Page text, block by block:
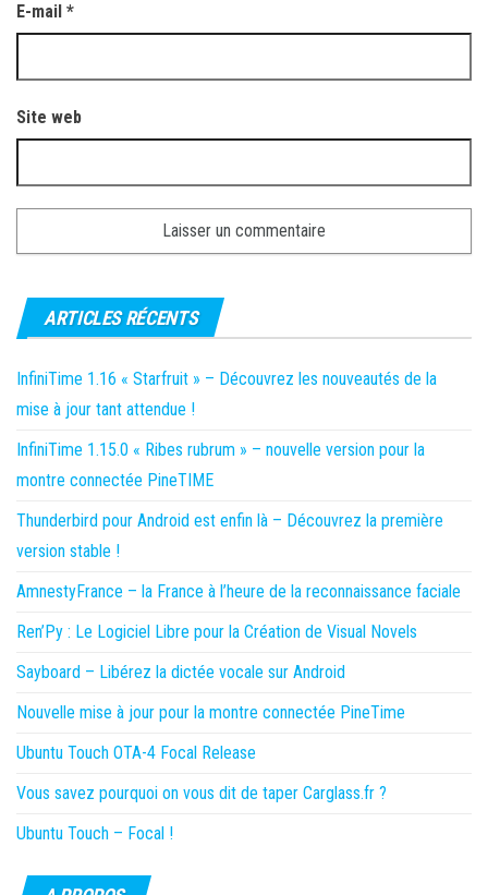
E-mail *
Site web
ARTICLES RÉCENTS
InfiniTime 1.16 « Starfruit » – Découvrez les nouveautés de la
mise à jour tant attendue !
InfiniTime 1.15.0 « Ribes rubrum » – nouvelle version pour la
montre connectée PineTIME
Thunderbird pour Android est enfin là – Découvrez la première
version stable !
AmnestyFrance – la France à l’heure de la reconnaissance faciale
Ren’Py : Le Logiciel Libre pour la Création de Visual Novels
Sayboard – Libérez la dictée vocale sur Android
Nouvelle mise à jour pour la montre connectée PineTime
Ubuntu Touch OTA-4 Focal Release
Vous savez pourquoi on vous dit de taper Carglass.fr ?
Ubuntu Touch – Focal !